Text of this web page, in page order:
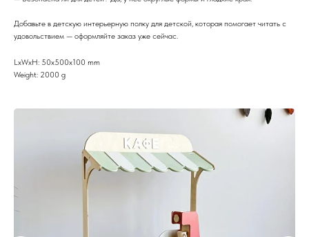
Добавьте в детскую интерьерную полку для детской, которая помогает читать с
удовольствием — оформляйте заказ уже сейчас.
LxWxH: 50x500x100 mm
Weight: 2000 g